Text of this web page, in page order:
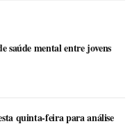
saúde mental entre jovens
quinta-feira para análise